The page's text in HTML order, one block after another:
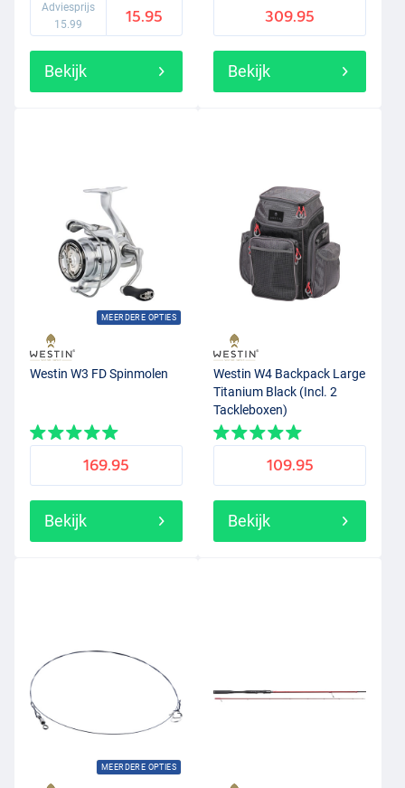
Adviesprijs
15.99
15.95
Bekijk
309.95
Bekijk
MEERDERE OPTIES
Westin W3 FD Spinmolen
169.95
Bekijk
Westin W4 Backpack Large
Titanium Black (Incl. 2
Tackleboxen)
109.95
Bekijk
MEERDERE OPTIES